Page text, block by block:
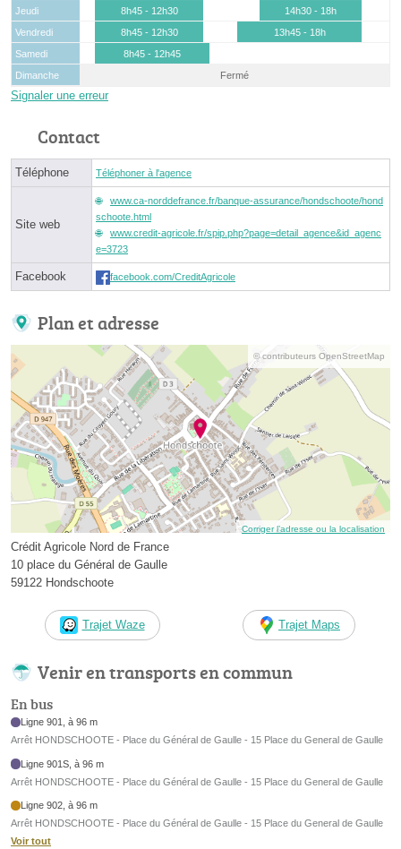
Jeudi
8h45 - 12h30
14h30 - 18h
Vendredi
8h45 - 12h30
13h45 - 18h
Samedi
8h45 - 12h45
Dimanche
Fermé
Signaler une erreur
Contact
Téléphone Téléphoner à l'agence
Site web
www.ca-norddefrance.fr/banque-assurance/hondschoote/hond
schoote.html
www.credit-agricole.fr/spip.php?page=detail_agence&id_agenc
e=3723
Facebook facebook.com/CreditAgricole
Plan et adresse
© contributeurs OpenStreetMap
Corriger l’adresse ou la localisation
Crédit Agricole Nord de France
10 place du Général de Gaulle
59122 Hondschoote
Trajet Waze Trajet Maps
Venir en transports en commun
En bus
Ligne 901, à 96 m
Arrêt HONDSCHOOTE - Place du Général de Gaulle - 15 Place du General de Gaulle
Ligne 901S, à 96 m
Arrêt HONDSCHOOTE - Place du Général de Gaulle - 15 Place du General de Gaulle
Ligne 902, à 96 m
Arrêt HONDSCHOOTE - Place du Général de Gaulle - 15 Place du General de Gaulle
Voir tout